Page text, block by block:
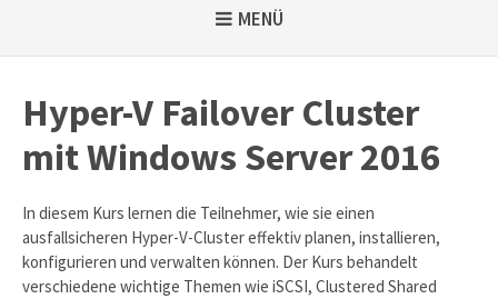
MENÜ
Hyper-V Failover Cluster
mit Windows Server 2016
In diesem Kurs lernen die Teilnehmer, wie sie einen
ausfallsicheren Hyper-V-Cluster effektiv planen, installieren,
konfigurieren und verwalten können. Der Kurs behandelt
verschiedene wichtige Themen wie iSCSI, Clustered Shared